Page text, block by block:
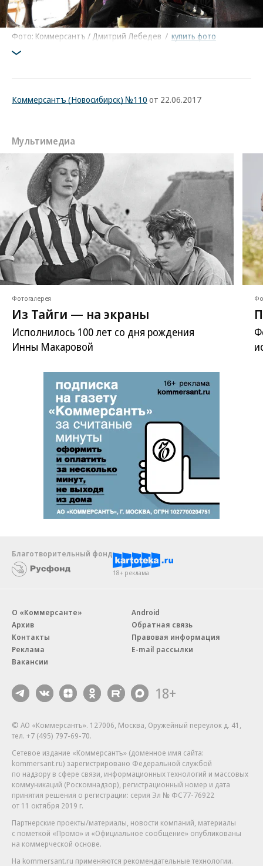
Фото: Коммерсантъ / Дмитрий Лебедев / купить фото
Коммерсантъ (Новосибирск) №110 от 22.06.2017
Мультимедиа
Фотогалерея
Из Тайги — на экраны
Исполнилось 100 лет со дня рождения
Инны Макаровой
Благотворительный фонд
18+ реклама
О «Коммерсанте»
Архив
Контакты
Реклама
Вакансии
Android
Обратная связь
Правовая информация
E-mail рассылки
18+
© АО «Коммерсантъ». 127006, Москва, Оружейный переулок д. 41,
тел. +7 (495) 797-69-70.
Сетевое издание «Коммерсантъ» (доменное имя сайта:
kommersant.ru) зарегистрировано Федеральной службой
по надзору в сфере связи, информационных технологий и массовых
коммуникаций (Роскомнадзор), регистрационный номер и дата
принятия решения о регистрации: серия Эл № ФС77-76922
от 11 октября 2019 г.
Партнерские проекты/материалы, новости компаний, материалы
с пометкой «Промо» и «Официальное сообщение» опубликованы
на коммерческой основе.
На kommersant.ru применяются рекомендательные технологии.